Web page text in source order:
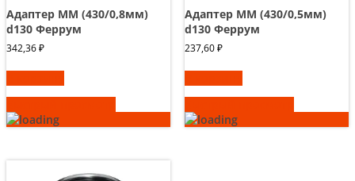
Адаптер ММ (430/0,8мм)
d130 Феррум
342,36₽
Адаптер ММ (430/0,5мм)
d130 Феррум
237,60₽